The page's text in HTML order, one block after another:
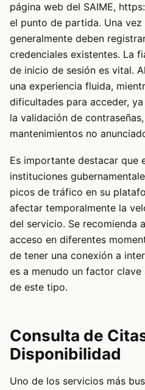
página web del SAIME,
el punto de partida. Una
generalmente deben
credenciales existentes. La
de inicio de sesión es vital.
una experiencia fluida,
dificultades para acceder,
la validación de
mantenimientos no
Es importante destacar que
instituciones
picos de tráfico en su
afectar temporalmente la
del servicio. Se recomienda
acceso en diferentes
de tener una conexión a
es a menudo un factor
de este tipo.
Consulta de
Disponibilidad
Uno de los servicios más